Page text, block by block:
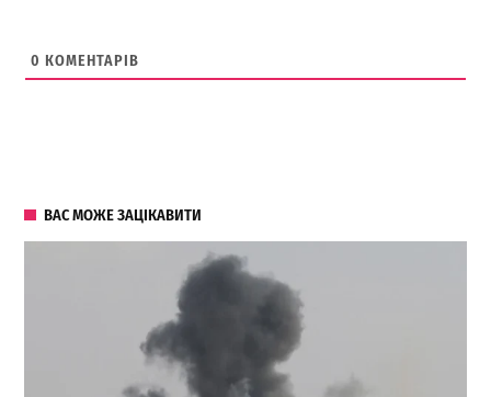
0 КОМЕНТАРІВ
ВАС МОЖЕ ЗАЦІКАВИТИ